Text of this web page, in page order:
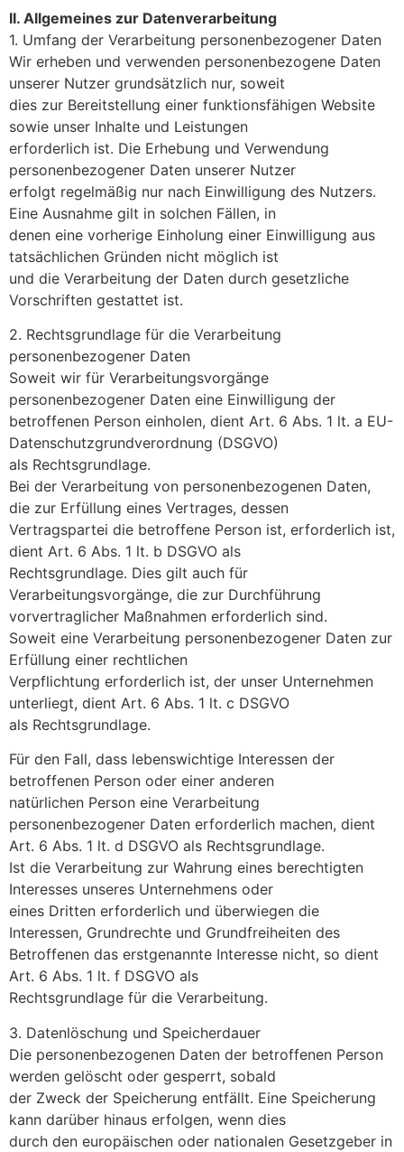
II. Allgemeines zur Datenverarbeitung
1. Umfang der Verarbeitung personenbezogener Daten
Wir erheben und verwenden personenbezogene Daten
unserer Nutzer grundsätzlich nur, soweit
dies zur Bereitstellung einer funktionsfähigen Website
sowie unser Inhalte und Leistungen
erforderlich ist. Die Erhebung und Verwendung
personenbezogener Daten unserer Nutzer
erfolgt regelmäßig nur nach Einwilligung des Nutzers.
Eine Ausnahme gilt in solchen Fällen, in
denen eine vorherige Einholung einer Einwilligung aus
tatsächlichen Gründen nicht möglich ist
und die Verarbeitung der Daten durch gesetzliche
Vorschriften gestattet ist.
2. Rechtsgrundlage für die Verarbeitung
personenbezogener Daten
Soweit wir für Verarbeitungsvorgänge
personenbezogener Daten eine Einwilligung der
betroffenen Person einholen, dient Art. 6 Abs. 1 lt. a EU-
Datenschutzgrundverordnung (DSGVO)
als Rechtsgrundlage.
Bei der Verarbeitung von personenbezogenen Daten,
die zur Erfüllung eines Vertrages, dessen
Vertragspartei die betroffene Person ist, erforderlich ist,
dient Art. 6 Abs. 1 lt. b DSGVO als
Rechtsgrundlage. Dies gilt auch für
Verarbeitungsvorgänge, die zur Durchführung
vorvertraglicher Maßnahmen erforderlich sind.
Soweit eine Verarbeitung personenbezogener Daten zur
Erfüllung einer rechtlichen
Verpflichtung erforderlich ist, der unser Unternehmen
unterliegt, dient Art. 6 Abs. 1 lt. c DSGVO
als Rechtsgrundlage.
Für den Fall, dass lebenswichtige Interessen der
betroffenen Person oder einer anderen
natürlichen Person eine Verarbeitung
personenbezogener Daten erforderlich machen, dient
Art. 6 Abs. 1 lt. d DSGVO als Rechtsgrundlage.
Ist die Verarbeitung zur Wahrung eines berechtigten
Interesses unseres Unternehmens oder
eines Dritten erforderlich und überwiegen die
Interessen, Grundrechte und Grundfreiheiten des
Betroffenen das erstgenannte Interesse nicht, so dient
Art. 6 Abs. 1 lt. f DSGVO als
Rechtsgrundlage für die Verarbeitung.
3. Datenlöschung und Speicherdauer
Die personenbezogenen Daten der betroffenen Person
werden gelöscht oder gesperrt, sobald
der Zweck der Speicherung entfällt. Eine Speicherung
kann darüber hinaus erfolgen, wenn dies
durch den europäischen oder nationalen Gesetzgeber in